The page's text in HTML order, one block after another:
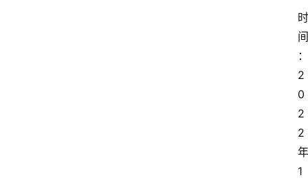
时
间
：
2
0
2
2
年
1